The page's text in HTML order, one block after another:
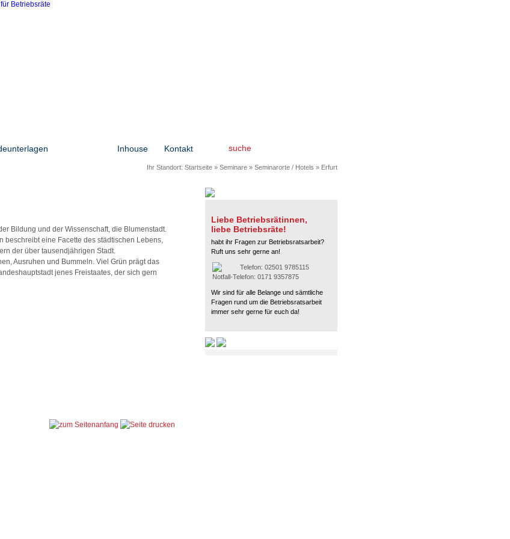
Inhouse Kontakt suche
Ihr Standort: Startseite » Seminare » Seminarorte / Hotels » Erfurt
Bildung und der Wissenschaft, die Blumenstadt.
beschreibt eine Facette des städtischen Lebens,
der über tausendjährigen Stadt.
Ausruhen und Bummeln. Viel Grün prägt das
jenes Freistaates, der sich gern
Liebe Betriebsrätinnen,
liebe Betriebsräte!
habt ihr Fragen zur Betriebsratsarbeit?
Ruft uns sehr gerne an!
Telefon: 02501 9785115
Notfall-Telefon: 0171 9357875
Wir sind für alle Belange und sämtliche
Fragen rund um die Betriebsratsarbeit
immer sehr gerne für euch da!